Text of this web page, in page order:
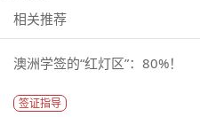
相关推荐
澳洲学签的“红灯区”：80%！
签证指导